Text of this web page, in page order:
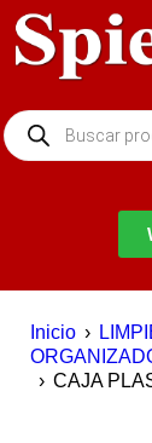
Inicio ›
› CAJA